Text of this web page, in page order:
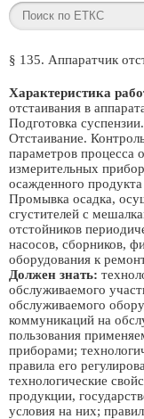
§ 135. Аппаратчик
Характеристика
отстаивания в
Подготовка
Отстаивание.
параметров процесса
измерительных
осажденного
Промывка осадка,
сгустителей с
отстойников
насосов, сборников,
оборудования к
Должен знать:
обслуживаемого
обслуживаемого
коммуникаций на
пользования
приборами;
правила его
технологические
продукции,
условия на них;